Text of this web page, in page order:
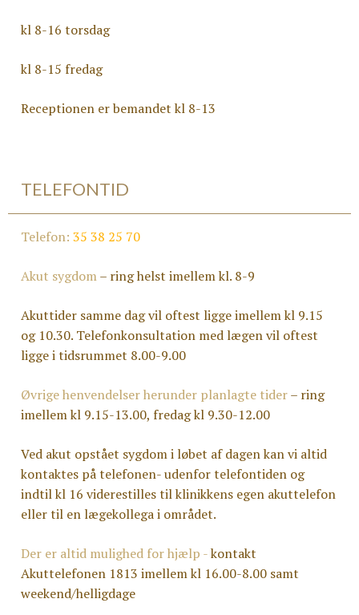
kl 8-16 torsdag
kl 8-15 fredag
Receptionen er bemandet kl 8-13
TELEFONTID
Telefon: 35 38 25 70
Akut sygdom– ring helst imellem kl. 8-9
Akuttider samme dag vil oftest ligge imellem kl 9.15
og 10.30. Telefonkonsultation med lægen vil oftest
ligge i tidsrummet 8.00-9.00
Øvrige henvendelser herunder planlagte tider– ring
imellem kl 9.15-13.00, fredag kl 9.30-12.00
Ved akut opstået sygdom i løbet af dagen kan vi altid
kontaktes på telefonen- udenfor telefontiden og
indtil kl 16 viderestilles til klinikkens egen akuttelefon
eller til en lægekollega i området.
Der er altid mulighed for hjælp -kontakt
Akuttelefonen 1813 imellem kl 16.00-8.00 samt
weekend/helligdage